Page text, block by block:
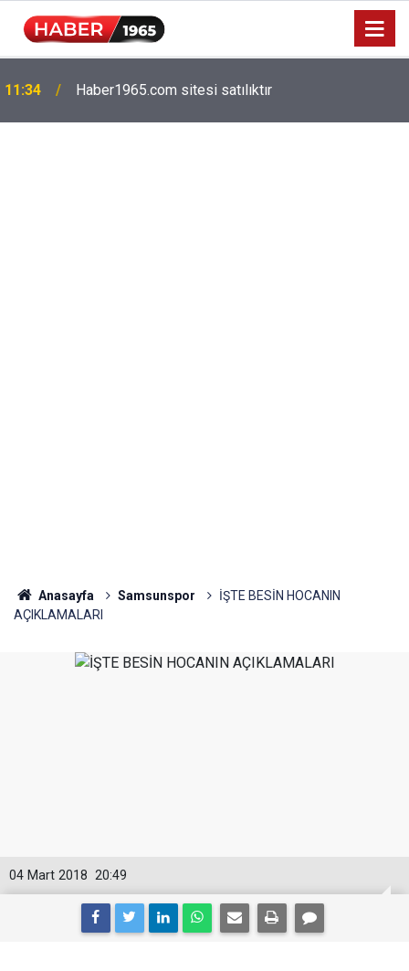
11:34 Haber1965.com sitesi satılıktır
15:52
hesaplarda
Anasayfa Samsunspor
İŞTE BESİN HOCANIN
AÇIKLAMALARI
20:49
04 Mart 2018